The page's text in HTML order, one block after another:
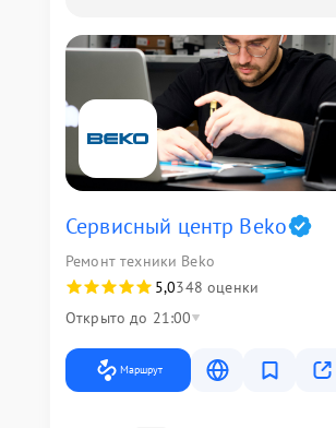
Сервисный центр Beko
Ремонт техники Beko
5,0348 оценки
Открыто до 21:00
Маршрут